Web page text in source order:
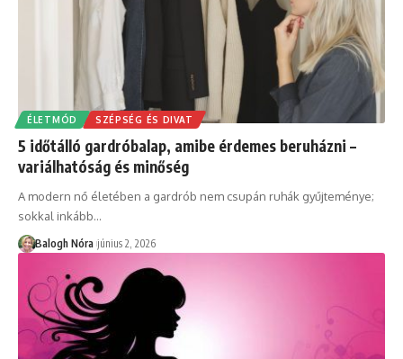
ÉLETMÓD SZÉPSÉG ÉS DIVAT
5 időtálló gardróbalap, amibe érdemes beruházni –
variálhatóság és minőség
A modern nő életében a gardrób nem csupán ruhák gyűjteménye;
sokkal inkább…
Balogh Nóra június 2, 2026